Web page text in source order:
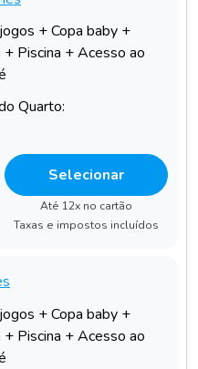
+ Copa baby +
Piscina + Acesso ao
Quarto:
Selecionar
Até 12x no cartão
Taxas e impostos incluídos
+ Copa baby +
Piscina + Acesso ao